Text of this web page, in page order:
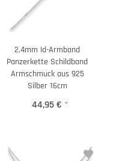
2,4mm Id-Armband
Panzerkette Schildband
Armschmuck aus 925
Silber 16cm
44,95 € *